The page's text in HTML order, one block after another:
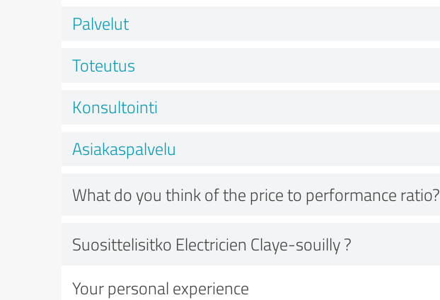
Palvelut
Toteutus
Konsultointi
Asiakaspalvelu
What do you think of the price to performance ratio?
Suosittelisitko Electricien Claye-souilly ?
Your personal experience